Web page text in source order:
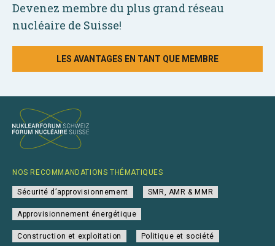
Devenez membre du plus grand réseau
nucléaire de Suisse!
LES AVANTAGES EN TANT QUE MEMBRE
NOS RECOMMANDATIONS THÉMATIQUES
Sécurité d’approvisionnement SMR, AMR & MMR
Approvisionnement énergétique
Construction et exploitation Politique et société